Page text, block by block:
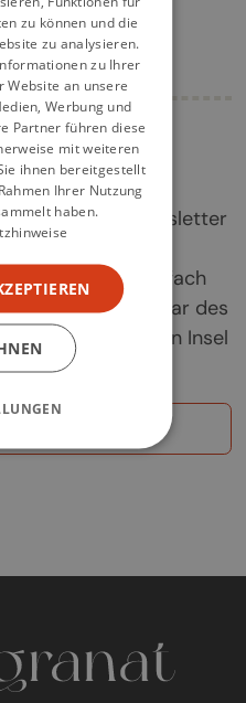
Kochbuch-Newsletter
die besten
in dein Postfach
auf ein Exemplar des
Kochbuchs „Von Insel
zu können und die
zu analysieren.
zu Ihrer
Website an unsere
Werbung und
Partner führen diese
mit weiteren
ihnen bereitgestellt
Ihrer Nutzung
haben.